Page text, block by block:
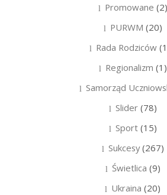
Promowane (2)
PURWM (20)
Rada Rodziców
Regionalizm (1)
Samorząd
Slider(78)
Sport(15)
Sukcesy(267)
Świetlica (9)
Ukraina (20)